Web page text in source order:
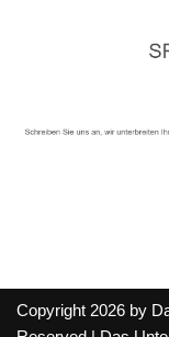
Copyright 2026 by